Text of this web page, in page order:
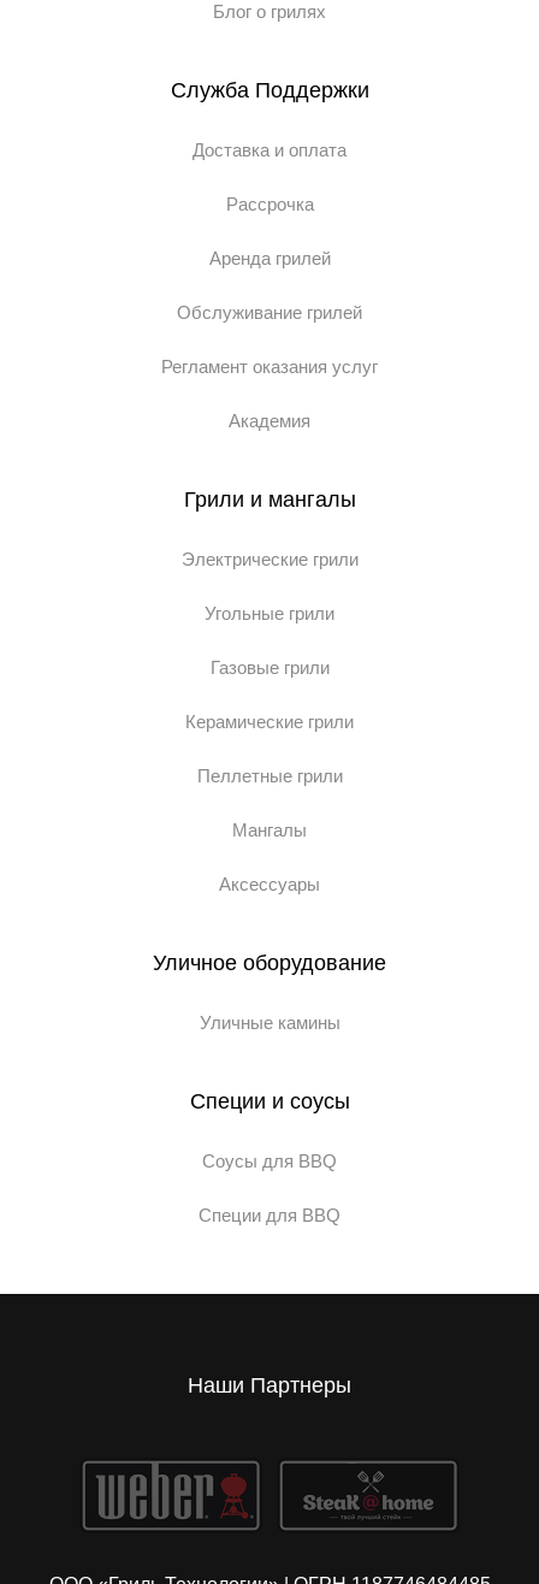
Блог о грилях
Служба Поддержки
Доставка и оплата
Рассрочка
Аренда грилей
Обслуживание грилей
Регламент оказания услуг
Академия
Грили и мангалы
Электрические грили
Угольные грили
Газовые грили
Керамические грили
Пеллетные грили
Мангалы
Аксессуары
Уличное оборудование
Уличные камины
Специи и соусы
Соусы для BBQ
Специи для BBQ
Наши Партнеры